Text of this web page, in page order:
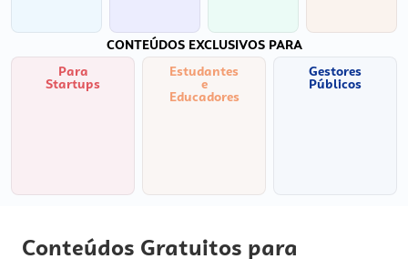
CONTEÚDOS EXCLUSIVOS PARA
Para
Startups
Estudantes
e
Educadores
Gestores
Públicos
Conteúdos Gratuitos para